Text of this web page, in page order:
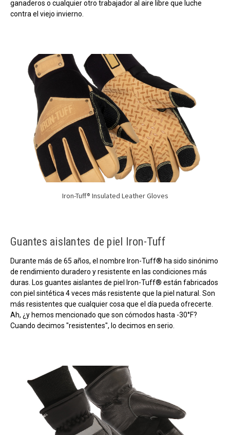
ganaderos o cualquier otro trabajador al aire libre que luche
contra el viejo invierno.
Iron-Tuff® Insulated Leather Gloves
Guantes aislantes de piel Iron-Tuff
Durante más de 65 años, el nombre Iron-Tuff® ha sido sinónimo
de rendimiento duradero y resistente en las condiciones más
duras. Los guantes aislantes de piel Iron-Tuff® están fabricados
con piel sintética 4 veces más resistente que la piel natural. Son
más resistentes que cualquier cosa que el día pueda ofrecerte.
Ah, ¿y hemos mencionado que son cómodos hasta -30°F?
Cuando decimos "resistentes", lo decimos en serio.